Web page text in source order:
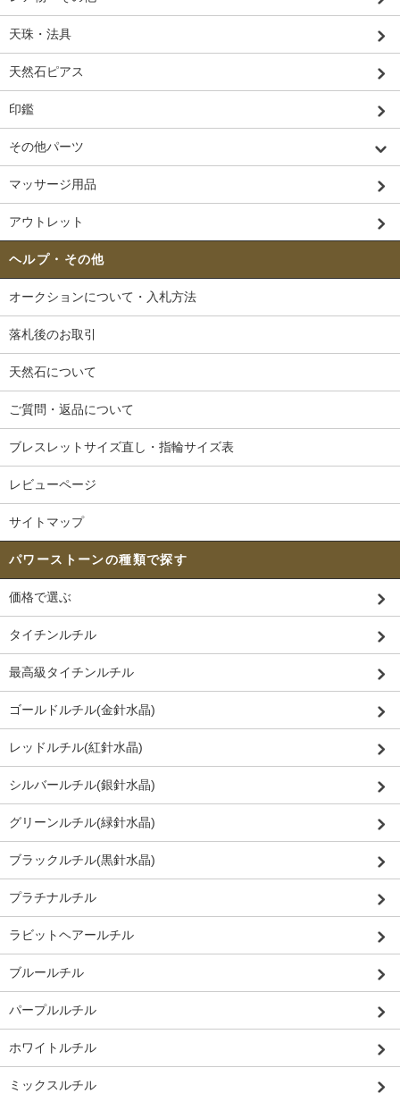
天珠・法具
天然石ピアス
印鑑
その他パーツ
マッサージ用品
アウトレット
ヘルプ・その他
オークションについて・入札方法
落札後のお取引
天然石について
ご質問・返品について
ブレスレットサイズ直し・指輪サイズ表
レビューページ
サイトマップ
パワーストーンの種類で探す
価格で選ぶ
タイチンルチル
最高級タイチンルチル
ゴールドルチル(金針水晶)
レッドルチル(紅針水晶)
シルバールチル(銀針水晶)
グリーンルチル(緑針水晶)
ブラックルチル(黒針水晶)
プラチナルチル
ラビットヘアールチル
ブルールチル
パープルルチル
ホワイトルチル
ミックスルチル